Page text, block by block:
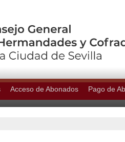
Acceso de Abonados Pago de